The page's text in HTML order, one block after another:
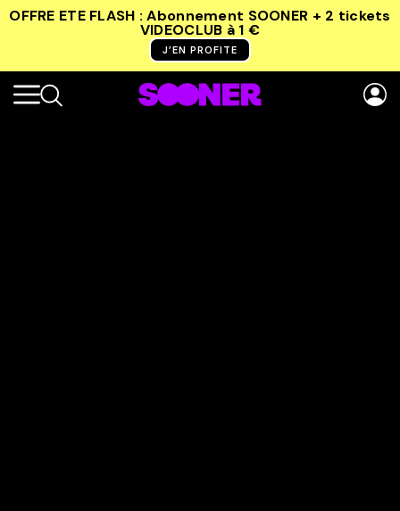
OFFRE ETE FLASH : Abonnement SOONER + 2 tickets
VIDEOCLUB à 1 €
J’EN PROFITE